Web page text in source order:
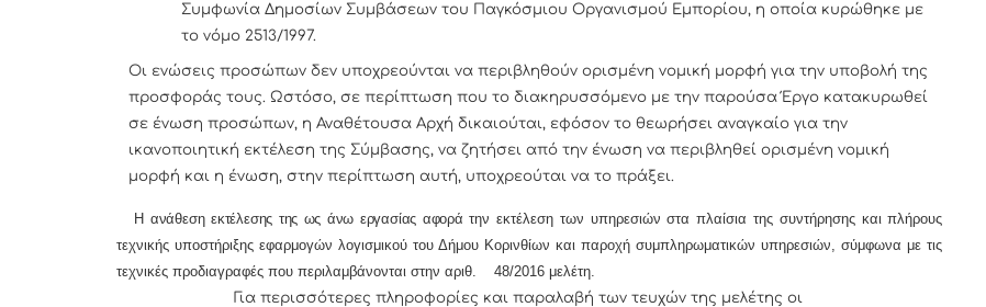
Συμφωνία Δημοσίων Συμβάσεων του Παγκόσμιου Οργανισμού Εμπορίου, η οποία κυρώθηκε με
το νόμο 2513/1997.
Οι ενώσεις προσώπων δεν υποχρεούνται να περιβληθούν ορισμένη νομική μορφή για την υποβολή της
προσφοράς τους. Ωστόσο, σε περίπτωση που το διακηρυσσόμενο με την παρούσα Έργο κατακυρωθεί
σε ένωση προσώπων, η Αναθέτουσα Αρχή δικαιούται, εφόσον το θεωρήσει αναγκαίο για την
ικανοποιητική εκτέλεση της Σύμβασης, να ζητήσει από την ένωση να περιβληθεί ορισμένη νομική
μορφή και η ένωση, στην περίπτωση αυτή, υποχρεούται να το πράξει.
Η ανάθεση εκτέλεσης της ως άνω εργασίας αφοράτην εκτέλεση των υπηρεσιών στα πλαίσια της συντήρησης και πλήρους
τεχνικής υποστήριξης εφαρμογών λογισμικού του Δήμου Κορινθίων και παροχή συμπληρωματικών υπηρεσιών,
σύμφωνα με τις
τεχνικές προδιαγραφές που περιλαμβάνονται στην αριθ. 48/2016 μελέτη.
Για περισσότερες πληροφορίες και παραλαβή των τευχών της μελέτης οι